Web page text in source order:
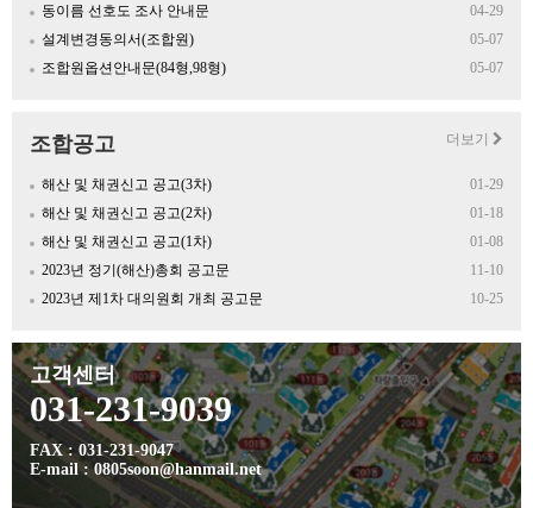
동이름 선호도 조사 안내문
04-29
설계변경동의서(조합원)
05-07
조합원옵션안내문(84형,98형)
05-07
조합공고
해산 및 채권신고 공고(3차)
01-29
해산 및 채권신고 공고(2차)
01-18
해산 및 채권신고 공고(1차)
01-08
2023년 정기(해산)총회 공고문
11-10
2023년 제1차 대의원회 개최 공고문
10-25
더보기
고객센터
031-231-9039
FAX : 031-231-9047
E-mail : 0805soon@hanmail.net